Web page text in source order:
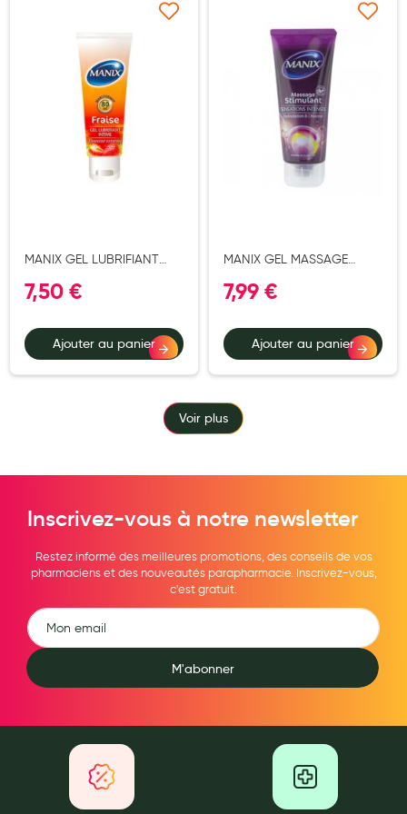
Prothèses mammaires externes
Médication familiale
MANIX GEL LUBRIFIANT
7,50 €
Ajouter au panier
Ajouter à ma liste d’envie
MANIX GEL MASSAGE
7,99 €
Ajouter au panier
Ajouter à ma liste
Voir plus
Inscrivez-vous à notre newsletter
Restez informé des meilleures promotions, des conseils de vos
pharmaciens et des nouveautés parapharmacie. Inscrivez-vous,
c'est gratuit.
M'abonner